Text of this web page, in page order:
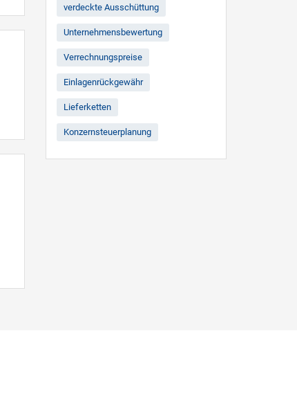
verdeckte Ausschüttung
Unternehmensbewertung
Verrechnungspreise
Einlagenrückgewähr
Lieferketten
Konzernsteuerplanung